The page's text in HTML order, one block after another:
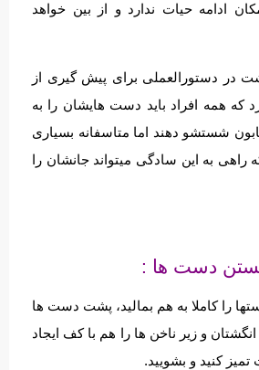
ادامه حیات ندارد و از بین خواهد
در دستورالعملی برای پیش گیری از
کرد که همه افراد باید دست هایشان را به
شستشو دهند اما متاسفانه بسیاری
راهی به این سادگی میتواند جانشان را
دست ها :
را کاملا به هم بمالید، پشت دست ها
و زیر ناخن ها را هم با کف ایجاد
کنید و بشویید.